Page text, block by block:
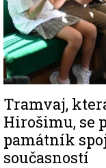
Tramvaj,
Hirošimu, se
památník
současností